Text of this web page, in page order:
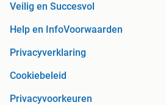
Veilig en Succesvol
Help en InfoVoorwaarden
Privacyverklaring
Cookiebeleid
Privacyvoorkeuren